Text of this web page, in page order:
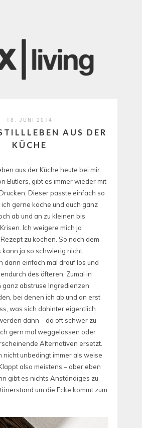
18. JUNI 2014
AUS DER
KÜCHE
aus der Küche heute bei mir.
Butlers, gibt es immer wieder mit
Dieser passte einfach so
gerne koche und auch ganz
ab und an zu kleinen bis
Ich weigere mich ja
zu kochen. So nach dem
kann ja so schwierig nicht
dann einfach mal drauf los und
des öfteren. Zumal in
ganz abstruse Ingredienzen
bei denen ich ab und an erst
was sich dahinter eigentlich
dann – da oft schwer zu
gern mal weggelassen oder
Alternativen ersetzt.
nicht unbedingt immer als weise
also meistens – aber eben
gibt es nichts Anständiges zu
um die Ecke kommt zum